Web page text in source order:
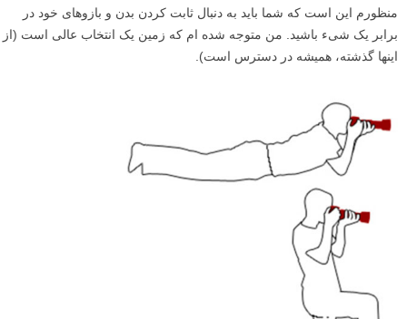
منظورم این است که شما باید به دنبال ثابت کردن بدن و بازوهای خود در
برابر یک شیء باشید. من متوجه شده ام که زمین یک انتخاب عالی است (از
اینها گذشته، همیشه در دسترس است).